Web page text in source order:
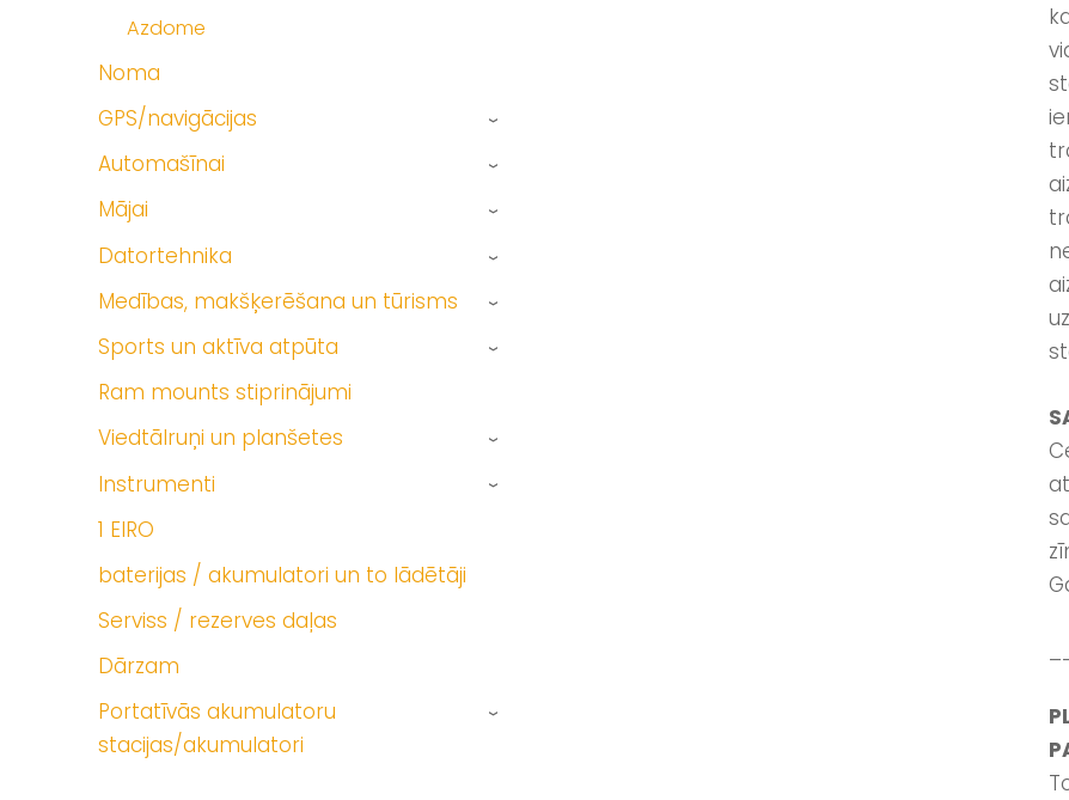
Azdome
Noma
GPS/navigācijas
›
Automašīnai ›
Mājai ›
Datortehnika ›
Medības, makšķerēšana un tūrisms ›
Sports un aktīva atpūta ›
Ram mounts stiprinājumi
Viedtālruņi un planšetes
›
Instrumenti ›
1 EIRO
baterijas / akumulatori un to lādētāji
Serviss / rezerves daļas
Dārzam
Portatīvās akumulatoru
stacijas/akumulatori
›